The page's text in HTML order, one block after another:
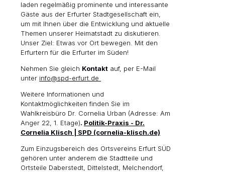
laden regelmäßig prominente und interessante
Gäste aus der Erfurter Stadtgesellschaft ein,
um mit Ihnen über die Entwicklung und aktuelle
Themen unserer Heimatstadt zu diskutieren.
Unser Ziel: Etwas vor Ort bewegen. Mit den
Erfurtern für die Erfurter im Süden!
Nehmen Sie gleich Kontakt auf, per E-Mail
unter info@spd-erfurt.de
Weitere Informationen und
Kontaktmöglichkeiten finden Sie im
Wahlkreisbüro Dr. Cornelia Urban (Adresse: Am
Anger 22, 1. Etage). Politik-Praxis - Dr.
Cornelia Klisch | SPD (cornelia-klisch.de)
Zum Einzugsbereich des Ortsvereins Erfurt SÜD
gehören unter anderem die Stadtteile und
Ortsteile Daberstedt, Dittelstedt, Melchendorf,